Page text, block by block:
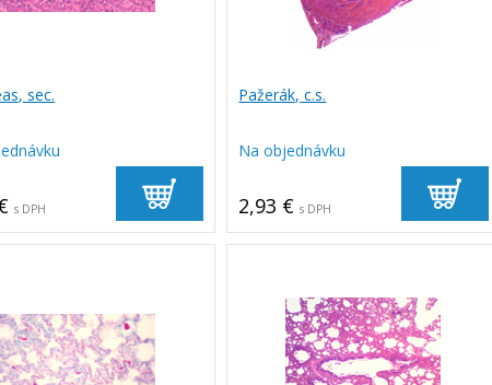
sec.
s DPH
Pažerák, c.s.
Na objednávku
2,93 € s DPH